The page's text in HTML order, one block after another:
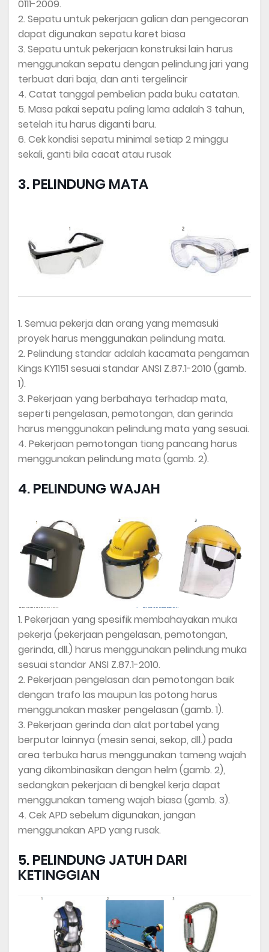
0111-2009.
2. Sepatu untuk pekerjaan galian dan pengecoran
dapat digunakan sepatu karet biasa
3. Sepatu untuk pekerjaan konstruksi lain harus
menggunakan sepatu dengan pelindung jari yang
terbuat dari baja, dan anti tergelincir
4. Catat tanggal pembelian pada buku catatan.
5. Masa pakai sepatu paling lama adalah 3 tahun,
setelah itu harus diganti baru.
6. Cek kondisi sepatu minimal setiap 2 minggu
sekali, ganti bila cacat atau rusak
3. PELINDUNG MATA
1. Semua pekerja dan orang yang memasuki
proyek harus menggunakan pelindung mata.
2. Pelindung standar adalah kacamata pengaman
Kings KY1151 sesuai standar ANSI Z.87.1-2010 (gamb.
1).
3. Pekerjaan yang berbahaya terhadap mata,
seperti pengelasan, pemotongan, dan gerinda
harus menggunakan pelindung mata yang sesuai.
4. Pekerjaan pemotongan tiang pancang harus
menggunakan pelindung mata (gamb. 2).
4. PELINDUNG WAJAH
1. Pekerjaan yang spesifik membahayakan muka
pekerja (pekerjaan pengelasan, pemotongan,
gerinda, dll.) harus menggunakan pelindung muka
sesuai standar ANSI Z.87.1-2010.
2. Pekerjaan pengelasan dan pemotongan baik
dengan trafo las maupun las potong harus
menggunakan masker pengelasan (gamb. 1).
3. Pekerjaan gerinda dan alat portabel yang
berputar lainnya (mesin senai, sekop, dll.) pada
area terbuka harus menggunakan tameng wajah
yang dikombinasikan dengan helm (gamb. 2),
sedangkan pekerjaan di bengkel kerja dapat
menggunakan tameng wajah biasa (gamb. 3).
4. Cek APD sebelum digunakan, jangan
menggunakan APD yang rusak.
5. PELINDUNG JATUH DARI
KETINGGIAN